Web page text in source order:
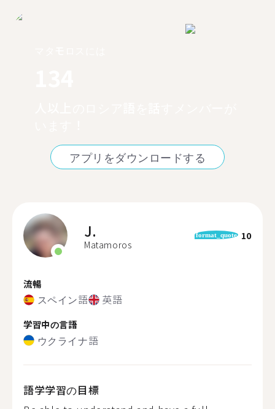
アプリをダウンロードする
J.
Matamoros
format_quote 10
流暢
スペイン語 英語
学習中の言語
ウクライナ語
語学学習の目標